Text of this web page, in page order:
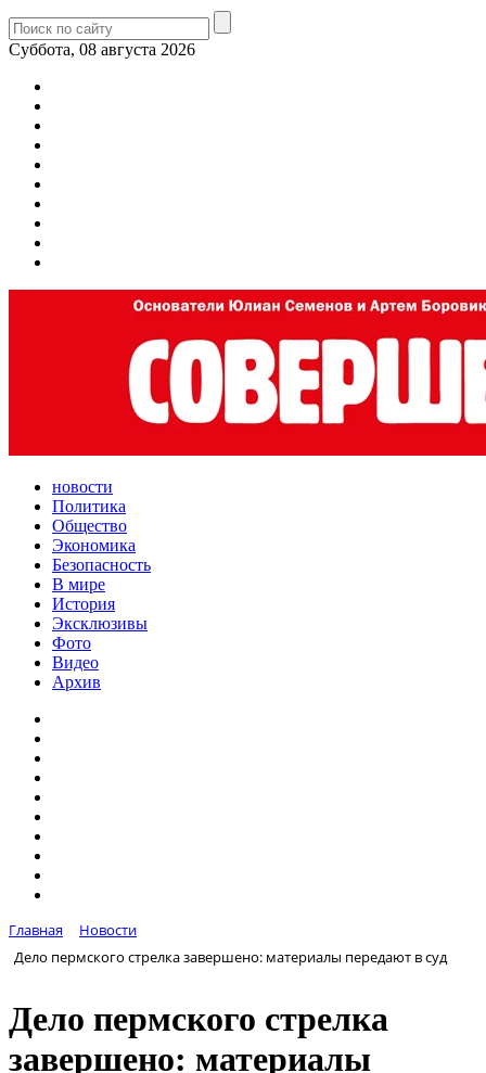
Суббота, 08 августа 2026
новости
Политика
Общество
Экономика
Безопасность
В мире
История
Эксклюзивы
Фото
Видео
Архив
Главная
Новости
Дело пермского стрелка завершено: материалы передают в суд
Дело пермского стрелка
завершено: материалы